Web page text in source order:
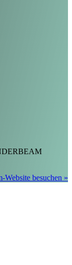
Website besuchen »